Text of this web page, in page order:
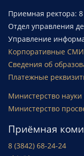
Приемная ректора:
Отдел управления
Управление
Корпоративные СМИ
Сведения об
Платежные
Министерство
Министерство
Приёмная
8 (3842) 68-24-24